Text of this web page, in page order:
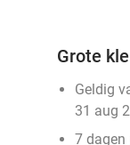
Grote
Geldig
31 aug
7 dagen